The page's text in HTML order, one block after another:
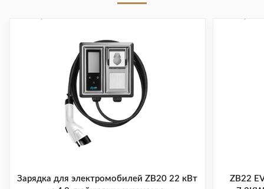
Зарядка для электромобилей ZB20 22 кВт
ZB22